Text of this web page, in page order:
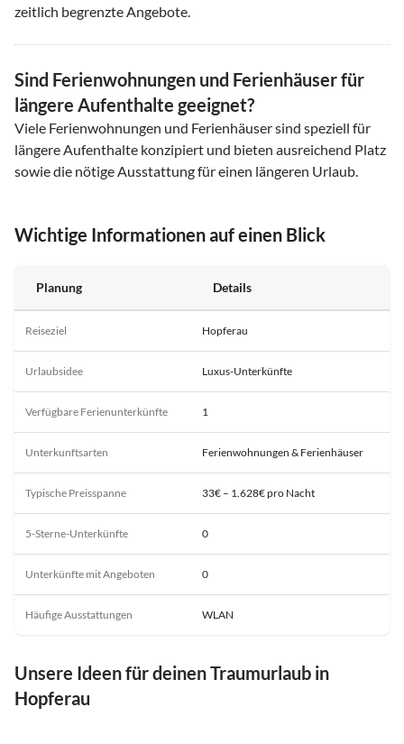
zeitlich begrenzte Angebote.
Sind Ferienwohnungen und Ferienhäuser für
längere Aufenthalte geeignet?
Viele Ferienwohnungen und Ferienhäuser sind speziell für
längere Aufenthalte konzipiert und bieten ausreichend Platz
sowie die nötige Ausstattung für einen längeren Urlaub.
Wichtige Informationen auf einen Blick
Planung Details
Reiseziel Hopferau
Urlaubsidee Luxus-Unterkünfte
Verfügbare Ferienunterkünfte 1
Unterkunftsarten Ferienwohnungen & Ferienhäuser
Typische Preisspanne 33€ – 1.628€ pro Nacht
5-Sterne-Unterkünfte 0
Unterkünfte mit Angeboten 0
Häufige Ausstattungen WLAN
Unsere Ideen für deinen Traumurlaub in
Hopferau